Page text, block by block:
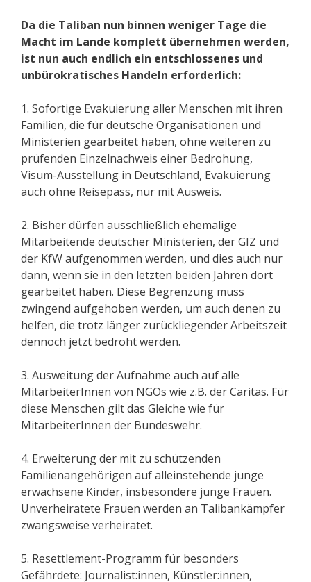
Da die Taliban nun binnen weniger Tage die
Macht im Lande komplett übernehmen werden,
ist nun auch endlich ein entschlossenes und
unbürokratisches Handeln erforderlich:
1. Sofortige Evakuierung aller Menschen mit ihren
Familien, die für deutsche Organisationen und
Ministerien gearbeitet haben, ohne weiteren zu
prüfenden Einzelnachweis einer Bedrohung,
Visum-Ausstellung in Deutschland, Evakuierung
auch ohne Reisepass, nur mit Ausweis.
2. Bisher dürfen ausschließlich ehemalige
Mitarbeitende deutscher Ministerien, der GIZ und
der KfW aufgenommen werden, und dies auch nur
dann, wenn sie in den letzten beiden Jahren dort
gearbeitet haben. Diese Begrenzung muss
zwingend aufgehoben werden, um auch denen zu
helfen, die trotz länger zurückliegender Arbeitszeit
dennoch jetzt bedroht werden.
3. Ausweitung der Aufnahme auch auf alle
MitarbeiterInnen von NGOs wie z.B. der Caritas. Für
diese Menschen gilt das Gleiche wie für
MitarbeiterInnen der Bundeswehr.
4. Erweiterung der mit zu schützenden
Familienangehörigen auf alleinstehende junge
erwachsene Kinder, insbesondere junge Frauen.
Unverheiratete Frauen werden an Talibankämpfer
zwangsweise verheiratet.
5. Resettlement-Programm für besonders
Gefährdete: Journalist:innen, Künstler:innen,